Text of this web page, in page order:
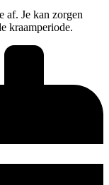
af. Je kan zorgen
kraamperiode.